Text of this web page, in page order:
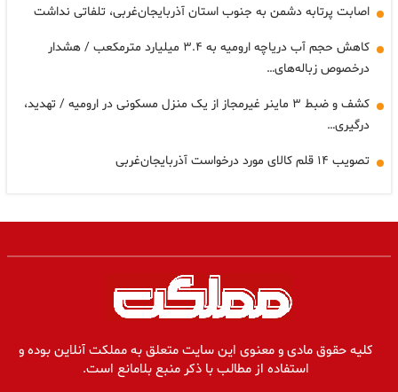
اصابت پرتابه دشمن به جنوب استان آذربایجان‌غربی، تلفاتی نداشت
کاهش حجم آب دریاچه ارومیه به ۳.۴ میلیارد مترمکعب / هشدار
درخصوص زباله‌های…
کشف و ضبط ۳ ماینر غیرمجاز از یک منزل مسکونی در ارومیه / تهدید،
درگیری…
تصویب ۱۴ قلم کالای مورد درخواست آذربایجان‌غربی
کلیه حقوق مادی و معنوی این سایت متعلق به مملکت آنلاین بوده و
استفاده از مطالب با ذکر منبع بلامانع است.